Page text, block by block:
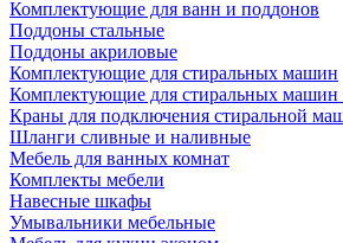
Комплектующие для ванн и поддонов
Поддоны стальные
Поддоны акриловые
Комплектующие для стиральных машин
Комплектующие для стиральных машин
Краны для подключения стиральной
Шланги сливные и наливные
Мебель для ванных комнат
Комплекты мебели
Навесные шкафы
Умывальники мебельные